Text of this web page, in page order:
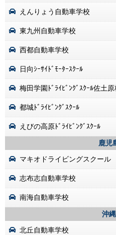
えんりょう自動車学校
東九州自動車学校
西都自動車学校
日向ｼｰｻｲﾄﾞﾓｰﾀｰｽｸｰﾙ
梅田学園ﾄﾞﾗｲﾋﾞﾝｸﾞｽｸｰﾙ佐土
都城ﾄﾞﾗｲﾋﾞﾝｸﾞｽｸｰﾙ
えびの高原ﾄﾞﾗｲﾋﾞﾝｸﾞｽｸｰﾙ
鹿児
マキオドライビングスクール
志布志自動車学校
南海自動車学校
沖
北丘自動車学校